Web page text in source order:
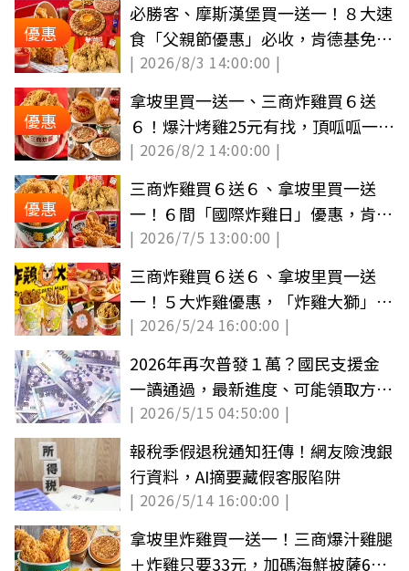
優惠
必勝客、摩斯漢堡買一送一！８大速
食「父親節優惠」必收，肯德基免費
送蛋塔
| 2026/8/3 14:00:00 |
優惠
拿坡里買一送一、三商炸雞買６送
６！爆汁烤雞25元有找，頂呱呱一斤
雞６折
| 2026/8/2 14:00:00 |
優惠
三商炸雞買６送６、拿坡里買一送
一！６間「國際炸雞日」優惠，肯德
基送雞腿
| 2026/7/5 13:00:00 |
三商炸雞買６送６、拿坡里買一送
一！５大炸雞優惠，「炸雞大獅」超
萌聯名快搶
| 2026/5/24 16:00:00 |
2026年再次普發１萬？國民支援金
一讀通過，最新進度、可能領取方式
一覽
| 2026/5/15 04:50:00 |
報稅季假退稅通知狂傳！網友險洩銀
行資料，AI摘要藏假客服陷阱
| 2026/5/14 16:00:00 |
拿坡里炸雞買一送一！三商爆汁雞腿
＋炸雞只要33元，加碼海鮮披薩66